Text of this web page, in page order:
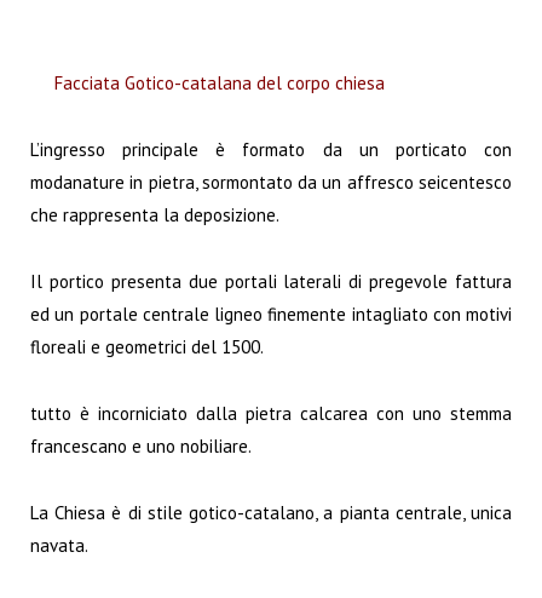
Facciata Gotico-catalana del corpo chiesa
L’ingresso principale è formato da un porticato con
modanature in pietra, sormontato da un affresco seicentesco
che rappresenta la deposizione.
Il portico presenta due portali laterali di pregevole fattura
ed un portale centrale ligneo finemente intagliato con motivi
floreali e geometrici del 1500.
tutto è incorniciato dalla pietra calcarea con uno stemma
francescano e uno nobiliare.
La Chiesa è di stile gotico-catalano, a pianta centrale, unica
navata.